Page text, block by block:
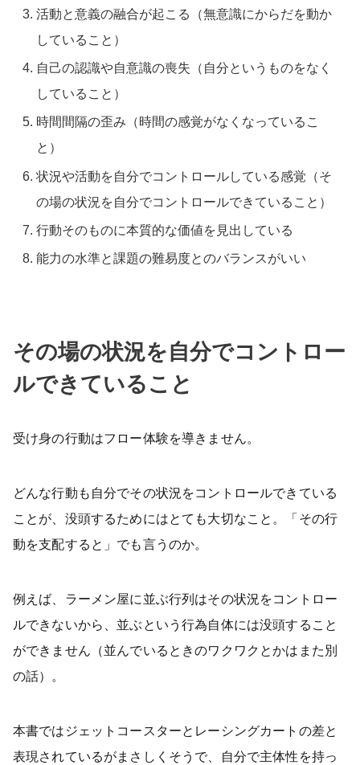
活動と意義の融合が起こる（無意識にからだを動か
していること）
自己の認識や自意識の喪失（自分というものをなく
していること）
時間間隔の歪み（時間の感覚がなくなっているこ
と）
状況や活動を自分でコントロールしている感覚（そ
の場の状況を自分でコントロールできていること）
行動そのものに本質的な価値を見出している
能力の水準と課題の難易度とのバランスがいい
その場の状況を自分でコントロー
ルできていること
受け身の行動はフロー体験を導きません。
どんな行動も自分でその状況をコントロールできている
ことが、没頭するためにはとても大切なこと。「その行
動を支配すると」でも言うのか。
例えば、ラーメン屋に並ぶ行列はその状況をコントロー
ルできないから、並ぶという行為自体には没頭すること
ができません（並んでいるときのワクワクとかはまた別
の話）。
本書ではジェットコースターとレーシングカートの差と
表現されているがまさしくそうで、自分で主体性を持っ